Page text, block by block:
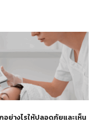
อย่างไรให้ปลอดภัยและเห็น